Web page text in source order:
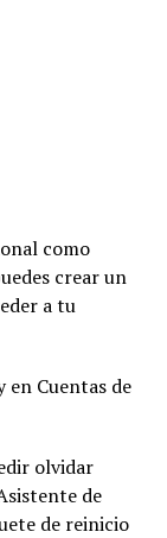
como
crear un
a tu
Cuentas de
olvidar
de
de reinicio